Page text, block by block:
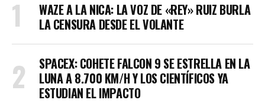
WAZE A LA NICA: LA VOZ DE «REY» RUIZ BURLA
LA CENSURA DESDE EL VOLANTE
SPACEX: COHETE FALCON 9 SE ESTRELLA EN LA
LUNA A 8.700 KM/H Y LOS CIENTÍFICOS YA
ESTUDIAN EL IMPACTO